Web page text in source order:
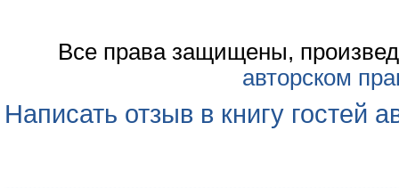
Все права защищены,
авторском
Написать отзыв в книгу гостей